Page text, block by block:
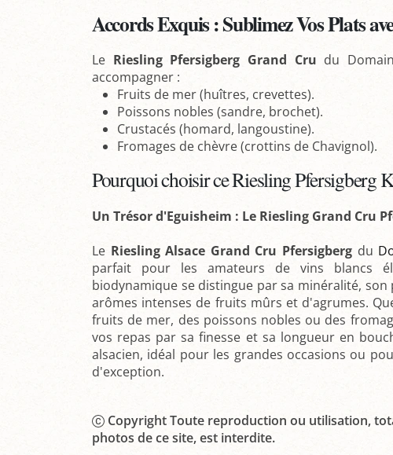
Accords Exquis : Sublimez Vos Plats
Le Riesling Pfersigberg Grand Cru du
accompagner :
Fruits de mer (huîtres, crevettes).
Poissons nobles (sandre, brochet).
Crustacés (homard, langoustine).
Fromages de chèvre (crottins de Chavignol).
Pourquoi choisir ce Riesling Pfersigberg
Un Trésor d'Eguisheim : Le Riesling Grand Cru
Le Riesling Alsace Grand Cru Pfersigbergdu
parfait pour les amateurs de vins blancs
biodynamique se distingue par sa minéralité,
arômes intenses de fruits mûrs et d'agrumes.
fruits de mer, des poissons nobles ou des
vos repas par sa finesse et sa longueur en
alsacien, idéal pour les grandes occasions ou
d'exception.
Copyright Toute reproduction ou utilisation,
photos de ce site, est interdite.